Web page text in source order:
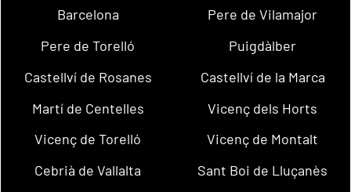
Barcelona
Pere de Vilamajor
Pere de Torelló
Puigdàlber
Castellví de Rosanes
Castellví de la Marca
Martí de Centelles
Vicenç dels Horts
Vicenç de Torelló
Vicenç de Montalt
Cebrià de Vallalta
Sant Boi de Lluçanès